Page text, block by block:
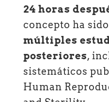
24 horas
concepto ha
múltiples
posteriores,
sistemáticos
Human